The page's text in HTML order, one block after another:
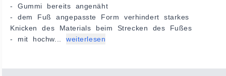
- Gummi bereits angenäht
- dem Fuß angepasste Form verhindert starkes
Knicken des Materials beim Strecken des Fußes
- mit hochw...weiterlesen